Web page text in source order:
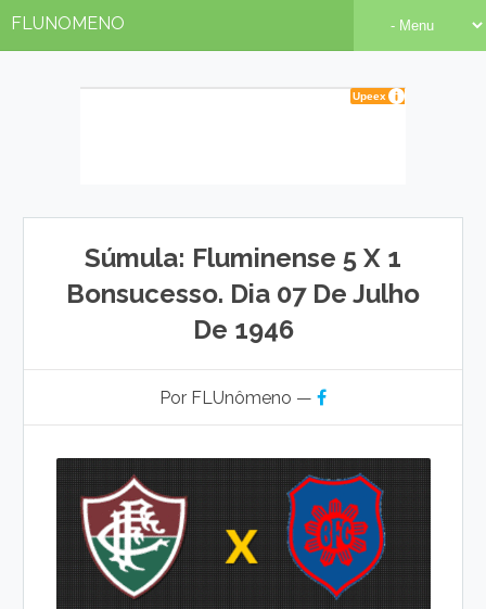
FLUNOMENO
Súmula: Fluminense 5 X 1
Bonsucesso. Dia 07 De Julho
De 1946
Por FLUnômeno —